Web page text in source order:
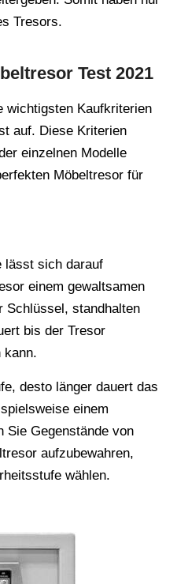
Tresors.
Test 2021
wichtigsten Kaufkriterien
auf. Diese Kriterien
einzelnen Modelle
Möbeltresor für
lässt sich darauf
einem gewaltsamen
Schlüssel, standhalten
bis der Tresor
kann.
desto länger dauert das
einem
Sie Gegenstände von
aufzubewahren,
wählen.